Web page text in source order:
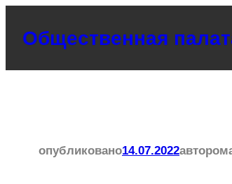
Общественная
опубликовано14.07.2022автором